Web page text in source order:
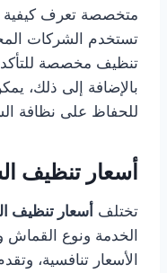
متخصصة تعرف كيفية
تستخدم الشركات
تنظيف مخصصة
بالإضافة إلى ذلك،
للحفاظ على نظافة
أسعار تنظيف
تختلف أسعار تنظيف
الخدمة ونوع القماش
الأسعار تنافسية،